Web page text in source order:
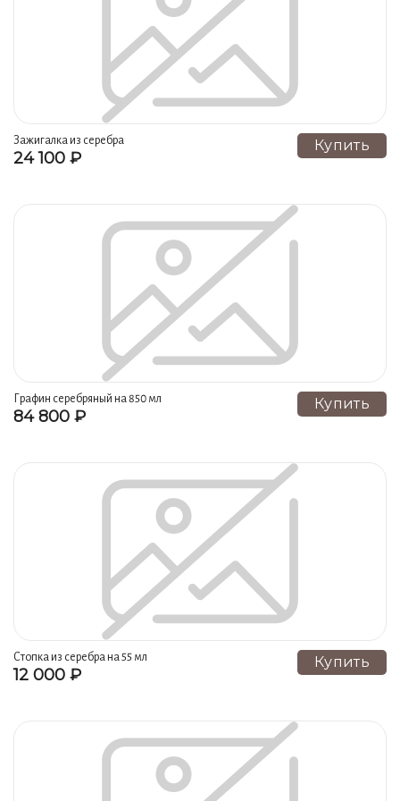
Серебряные портсигары (74) Зажигалки (74)
Браслеты из черненого серебра (64)
Турки (61) Ножи (56)
Наборы на 6 персон (50) Кубки (49)
Наборы на 2 персоны (47) Молочники и креманки (46)
Икорница из серебра (40)
Для специй и соусов (32)
Изделия из серебра для мужчин (31)
Тарелки из серебра (30)
Наборы из 2 подстаканников из серебра (29)
Серебряные подковы (29)
Наборы из 6 подстаканников из серебра (28)
Наборы из 2 стопок из серебра (27)
Наборы из 2 кружек из серебра (23) Штофы (22)
Таблетницы из серебра (19)
Пашотницы (18)
Пивные кружки (18) Салфетницы из серебра (17)
Сита для чая (17) Шкатулки из серебра (16)
Наборы из 2 чайных пар (15)
Зеркала из серебра (9) Столовое серебро (8)
Бутылки (8)
Зажигалка из серебра
24 100 ₽
Купить
Графин серебряный на 850 мл
84 800 ₽
Купить
Стопка из серебра на 55 мл
12 000 ₽
Купить